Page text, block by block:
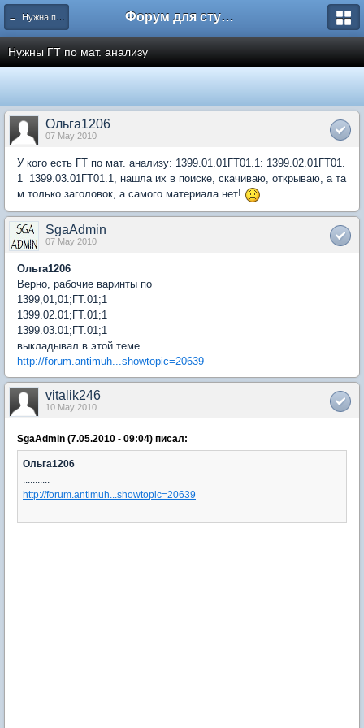
← Нужна помощь Форум для студента СГА
Нужны ГТ по мат. анализу
Ольга1206
07 May 2010
У кого есть ГТ по мат. анализу: 1399.01.01ГТ01.1: 1399.02.01ГТ01.
1 1399.03.01ГТ01.1, нашла их в поиске, скачиваю, открываю, а та
м только заголовок, а самого материала нет!
SgaAdmin
07 May 2010
Ольга1206
Верно, рабочие варинты по
1399,01,01;ГТ.01;1
1399.02.01;ГТ.01;1
1399.03.01;ГТ.01;1
выкладывал в этой теме
http://forum.antimuh...showtopic=20639
vitalik246
10 May 2010
SgaAdmin (7.05.2010 - 09:04) писал:
Ольга1206
http://forum.antimuh...showtopic=20639